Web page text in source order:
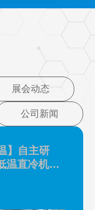
展会动态
公司新闻
】自主研
温直冷机组